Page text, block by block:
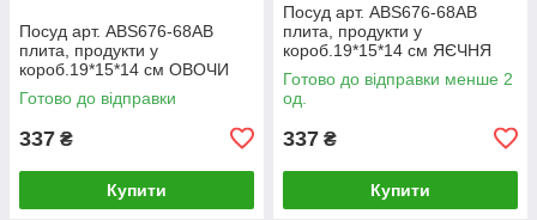
Посуд арт. ABS676-68AB
плита, продукти у
короб.19*15*14 см ОВОЧИ
[tsi302729-TSI]
Готово до відправки
337 ₴
Купити
Посуд арт. ABS676-68AB
плита, продукти у
короб.19*15*14 см ЯЄЧНЯ
[tsi302730-TSI]
Готово до відправки менше 2
од.
337 ₴
Купити